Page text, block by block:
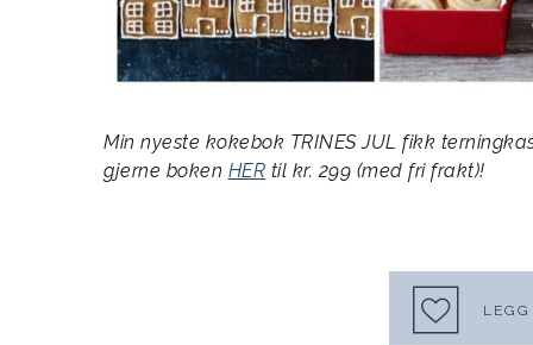
Min nyeste kokebok TRINES JUL fikk
gjerne boken HER til kr. 299 (med fri frakt)!